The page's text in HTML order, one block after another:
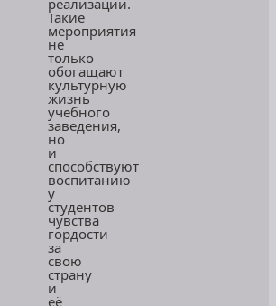
реализации.
Такие
мероприятия
не
только
обогащают
культурную
жизнь
учебного
заведения,
но
и
способствуют
воспитанию
у
студентов
чувства
гордости
за
свою
страну
и
её